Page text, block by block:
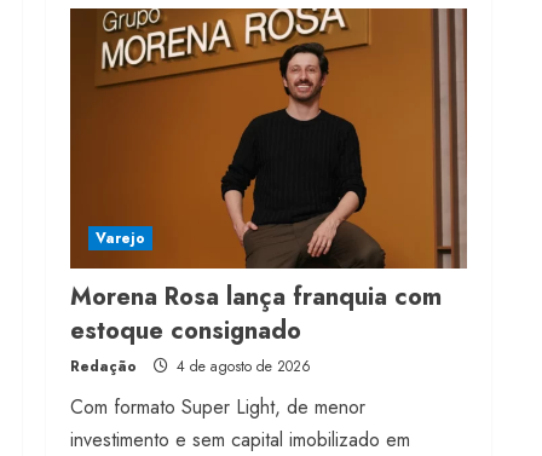
franquia com estoque
consignado
4 de agosto de 2026
Mercosul-UE prevê
transição longa para
vestuário
3 de agosto de 2026
Varejo
Morena Rosa lança franquia com
estoque consignado
Redação 4 de agosto de 2026
Com formato Super Light, de menor
investimento e sem capital imobilizado em